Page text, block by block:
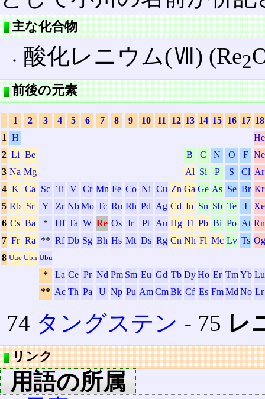
主な化合物
酸化レニウム(Ⅶ) (Re2
前後の元素
1 2 3 4 5 6 7 8 9 10 11 12 13 14 15 16 17 18
1
H
He
2 Li Be B C N O F Ne
3 Na Mg Al Si P S Cl Ar
4 K Ca Sc Ti V Cr Mn Fe Co Ni Cu Zn Ga Ge As Se Br Kr
5 Rb Sr Y Zr Nb Mo Tc Ru Rh Pd Ag Cd In Sn Sb Te I
Xe
6 Cs Ba * Hf Ta W Re Os Ir Pt Au Hg Tl Pb Bi Po At Rn
7 Fr Ra ** Rf Db Sg Bh Hs Mt Ds Rg Cn Nh Fl Mc Lv Ts Og
8 Uue Ubn Ubu
* La Ce Pr Nd Pm Sm Eu Gd Tb Dy Ho Er Tm Yb Lu
** Ac Th Pa U Np Pu Am Cm Bk Cf Es Fm Md No Lr
74 タングステン ‐ 75 レ
リンク
用語の所属